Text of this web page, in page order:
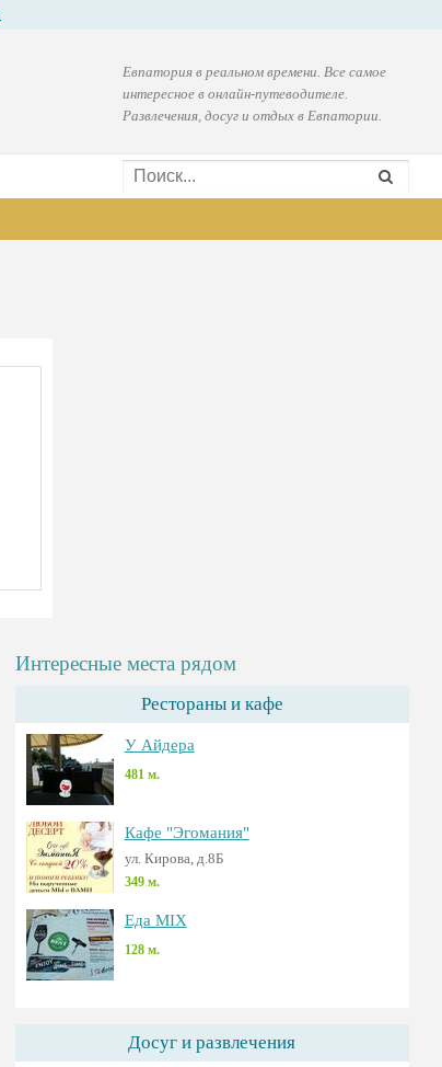
Евпатория в реальном времени. Все самое
интересное в онлайн-путеводителе.
Развлечения, досуг и отдых в Евпатории.
Интересные места рядом
Рестораны и кафе
У Айдера
481 м.
Кафе "Эгомания"
ул. Кирова, д.8Б
349 м.
Еда MIX
128 м.
Досуг и развлечения